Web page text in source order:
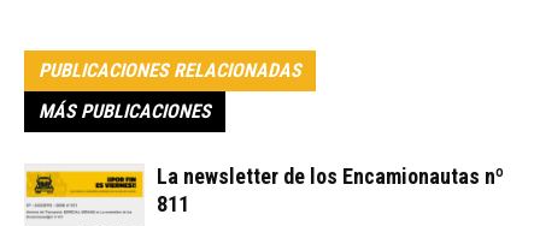
PUBLICACIONES RELACIONADAS
MÁS PUBLICACIONES
La newsletter de los Encamionautas nº
811